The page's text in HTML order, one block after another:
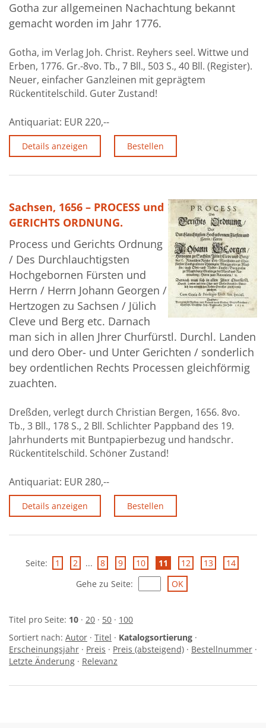
Gotha zur allgemeinen Nachachtung bekannt
gemacht worden im Jahr 1776.
Gotha, im Verlag Joh. Christ. Reyhers seel. Wittwe und
Erben, 1776. Gr.-8vo. Tb., 7 Bll., 503 S., 40 Bll. (Register).
Neuer, einfacher Ganzleinen mit geprägtem
Rückentitelschild. Guter Zustand!
Antiquariat: EUR 220,--
Details anzeigen Bestellen
Sachsen, 1656 – PROCESS und
GERICHTS ORDNUNG.
Process und Gerichts Ordnung
/ Des Durchlauchtigsten
Hochgebornen Fürsten und
Herrn / Herrn Johann Georgen /
Hertzogen zu Sachsen / Jülich
Cleve und Berg etc. Darnach
man sich in allen Jhrer Churfürstl. Durchl. Landen
und dero Ober- und Unter Gerichten / sonderlich
bey ordentlichen Rechts Processen gleichförmig
zuachten.
Dreßden, verlegt durch Christian Bergen, 1656. 8vo.
Tb., 3 Bll., 178 S., 2 Bll. Schlichter Pappband des 19.
Jahrhunderts mit Buntpapierbezug und handschr.
Rückentitelschild. Schöner Zustand!
Antiquariat: EUR 280,--
Details anzeigen Bestellen
Seite: 1 2 ... 8 9 10 11 12 13
14
Gehe zu Seite:
Titel pro Seite: 10 · 20 · 50 · 100
Sortiert nach: Autor · Titel · Katalogsortierung ·
Erscheinungsjahr · Preis · Preis (absteigend) · Bestellnummer ·
Letzte Änderung · Relevanz